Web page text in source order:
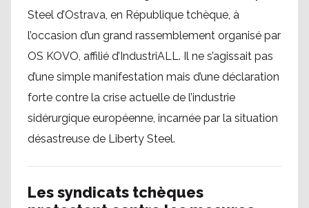
Steel d’Ostrava, en République tchèque, à
l’occasion d’un grand rassemblement organisé par
OS KOVO, affilié d’IndustriALL. Il ne s’agissait pas
d’une simple manifestation mais d’une déclaration
forte contre la crise actuelle de l’industrie
sidérurgique européenne, incarnée par la situation
désastreuse de Liberty Steel.
Les syndicats tchèques